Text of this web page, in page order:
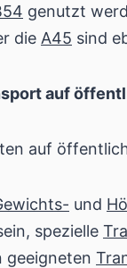
genutzt
die A45 sind
auf
auf
und
spezielle
geeigneten